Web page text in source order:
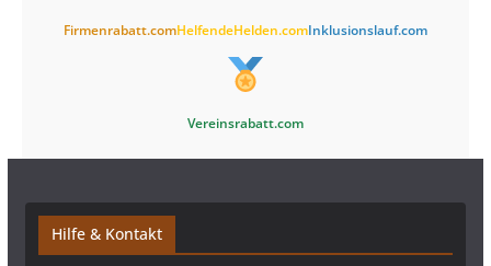
Firmenrabatt.comHelfendeHelden.comInklusionslauf.com
Vereinsrabatt.com
Hilfe & Kontakt